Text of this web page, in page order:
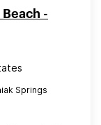
-
Springs